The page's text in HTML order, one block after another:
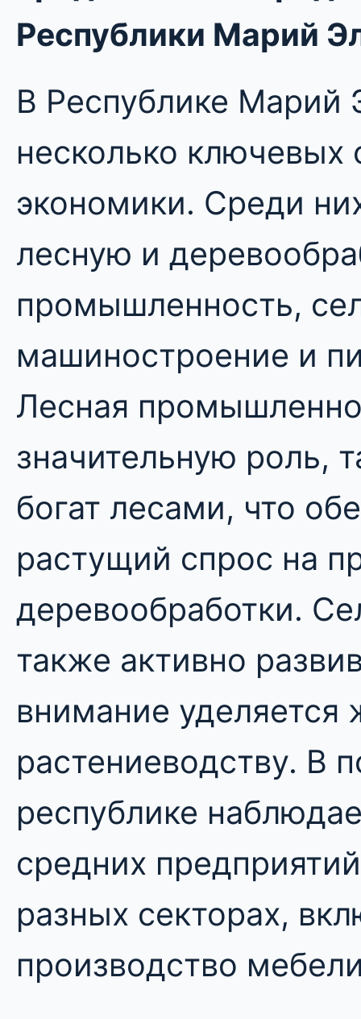
Республики Марий
В Республике Марий
несколько ключевых
экономики. Среди
лесную и
промышленность,
машиностроение и
Лесная
значительную роль,
богат лесами, что
растущий спрос на
деревообработки.
также активно
внимание уделяется
растениеводству. В
республике
средних
разных секторах,
производство